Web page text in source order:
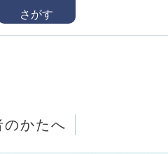
のかたへ
さがす